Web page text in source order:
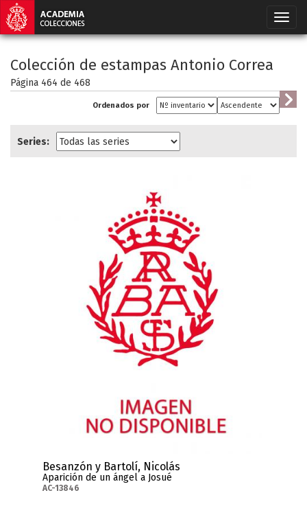
Colección de estampas Antonio Correa
Página 464 de 468
Ordenados por
Series:
Besanzón y Bartolí, Nicolás
Aparición de un ángel a Josué
AC-13846